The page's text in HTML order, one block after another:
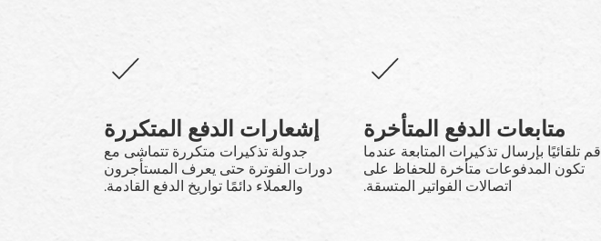
متابعات الدفع المتأخرة
قم تلقائيًا بإرسال تذكيرات المتابعة عندما
تكون المدفوعات متأخرة للحفاظ على
اتصالات الفواتير المتسقة.
إشعارات الدفع المتكررة
جدولة تذكيرات متكررة تتماشى مع
دورات الفوترة حتى يعرف المستأجرون
والعملاء دائمًا تواريخ الدفع القادمة.